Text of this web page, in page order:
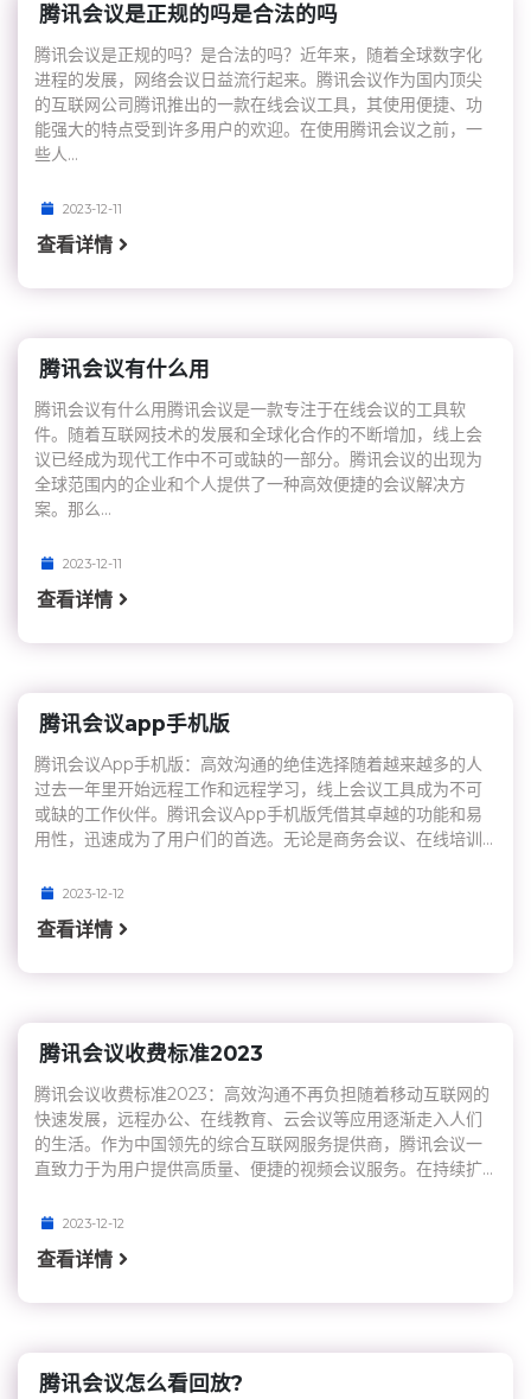
腾讯会议是正规的吗是合法的吗
腾讯会议是正规的吗？是合法的吗？近年来，随着全球数字化
进程的发展，网络会议日益流行起来。腾讯会议作为国内顶尖
的互联网公司腾讯推出的一款在线会议工具，其使用便捷、功
能强大的特点受到许多用户的欢迎。在使用腾讯会议之前，一
些人...
2023-12-11
查看详情
腾讯会议有什么用
腾讯会议有什么用腾讯会议是一款专注于在线会议的工具软
件。随着互联网技术的发展和全球化合作的不断增加，线上会
议已经成为现代工作中不可或缺的一部分。腾讯会议的出现为
全球范围内的企业和个人提供了一种高效便捷的会议解决方
案。那么...
2023-12-11
查看详情
腾讯会议app手机版
腾讯会议App手机版：高效沟通的绝佳选择随着越来越多的人
过去一年里开始远程工作和远程学习，线上会议工具成为不可
或缺的工作伙伴。腾讯会议App手机版凭借其卓越的功能和易
用性，迅速成为了用户们的首选。无论是商务会议、在线培训...
2023-12-12
查看详情
腾讯会议收费标准2023
腾讯会议收费标准2023：高效沟通不再负担随着移动互联网的
快速发展，远程办公、在线教育、云会议等应用逐渐走入人们
的生活。作为中国领先的综合互联网服务提供商，腾讯会议一
直致力于为用户提供高质量、便捷的视频会议服务。在持续扩...
2023-12-12
查看详情
腾讯会议怎么看回放?